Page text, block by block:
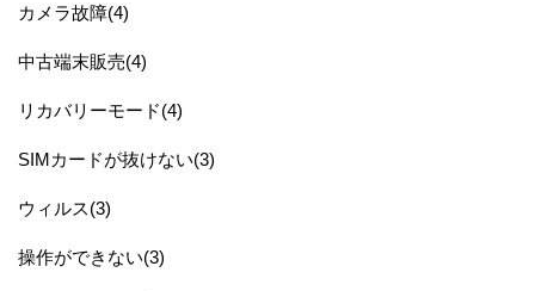
カメラ故障(4)
中古端末販売(4)
リカバリーモード(4)
SIMカードが抜けない(3)
ウィルス(3)
操作ができない(3)